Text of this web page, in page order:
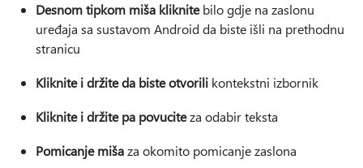
Desnom tipkom miša kliknitebilo gdje na zaslonu
uređaja sa sustavom Android da biste išli na prethodnu
stranicu
Kliknite i držite da biste otvorili kontekstni izbornik
Kliknite i držite pa povuciteza odabir teksta
Pomicanje mišaza okomito pomicanje zaslona